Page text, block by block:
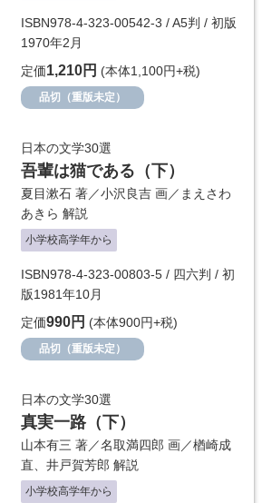
ISBN978-4-323-00542-3 / A5判 / 初版
1970年2月
定価1,210円 (本体1,100円+税)
品切（重版未定）
日本の文学30選
吾輩は猫である（下）
夏目漱石 著／小沢良吉 画／ まえさわ
あきら 解説
小学校高学年から
ISBN978-4-323-00803-5 / 四六判 / 初
版1981年10月
定価990円 (本体900円+税)
品切（重版未定）
日本の文学30選
真実一路（下）
山本有三 著／名取満四郎 画／楢崎成
直
井戸賀芳郎 解説
小学校高学年から